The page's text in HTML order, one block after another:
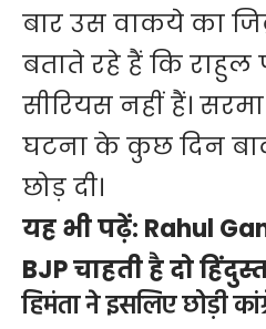
बार उस वाकये का
बताते रहे हैं कि राहुल
सीरियस नहीं हैं।
घटना के कुछ दिन
छोड़ दी।
यह भी पढ़ें: Rahul
BJP चाहती है दो
हिमंता ने इसलिए छोड़ी